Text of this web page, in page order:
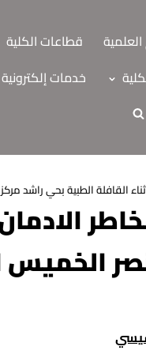
قطاعات الكلية
خدمات إلكترونية
القافلة الطبية بحي راشد مركز